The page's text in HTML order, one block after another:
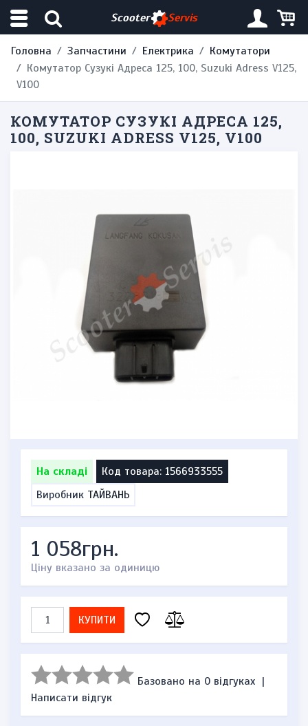
Scooter Servis
Головна Запчастини Електрика
Комутатори
Комутатор Сузукі Адреса 125, 100, Suzuki Adress V125,
V100
КОМУТАТОР СУЗУКІ АДРЕСА 125,
100, SUZUKI ADRESS V125, V100
На складі
Код товара: 1566933555
Виробник ТАЙВАНЬ
1 058грн.
Ціну вказано за одиницю
КУПИТИ
Базовано на 0 відгуках |
Написати відгук